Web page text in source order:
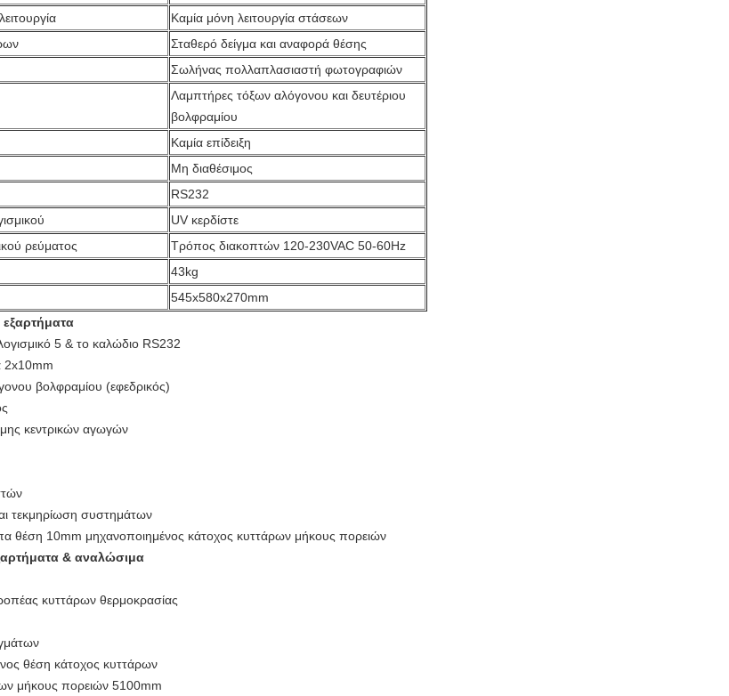
Καμία μόνη λειτουργία στάσεων
Σταθερό δείγμα και αναφορά θέσης
Σωλήνας πολλαπλασιαστή φωτογραφιών
Λαμπτήρες τόξων αλόγονου και δευτέριου
βολφραμίου
Καμία επίδειξη
Μη διαθέσιμος
RS232
UV κερδίστε
ρεύματος
Τρόπος διακοπτών 120-230VAC 50-60Hz
43kg
545x580x270mm
5 & το καλώδιο RS232
2x10mm
βολφραμίου (εφεδρικός)
κεντρικών αγωγών
τεκμηρίωση συστημάτων
θέση 10mm μηχανοποιημένος κάτοχος κυττάρων μήκους πορειών
& αναλώσιμα
κυττάρων θερμοκρασίας
θέση κάτοχος κυττάρων
μήκους πορειών 5100mm